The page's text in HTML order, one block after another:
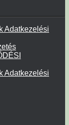
Adatkezelési
Adatkezelési